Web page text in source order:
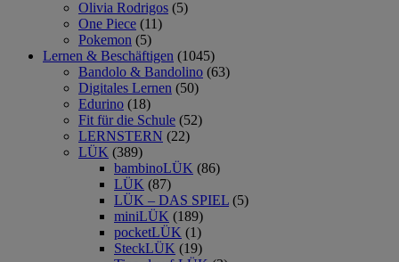
Olivia Rodrigos (5)
One Piece (11)
Pokemon (5)
Lernen & Beschäftigen (1045)
Bandolo & Bandolino (63)
Digitales Lernen (50)
Edurino (18)
Fit für die Schule (52)
LERNSTERN (22)
LÜK (389)
bambinoLÜK (86)
LÜK (87)
LÜK – DAS SPIEL (5)
miniLÜK (189)
pocketLÜK (1)
SteckLÜK (19)